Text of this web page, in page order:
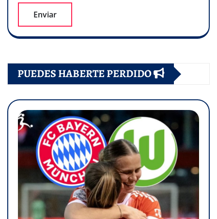
PUEDES HABERTE PERDIDO